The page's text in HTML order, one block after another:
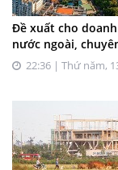
Đề xuất cho
nước ngoài,
22:36 | Thứ năm,